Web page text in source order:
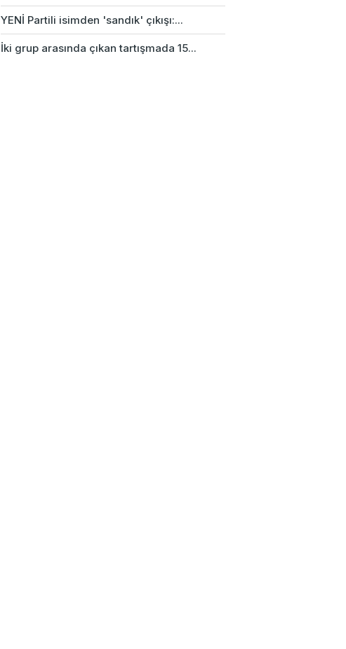
YENİ Partili isimden 'sandık' çıkışı:...
İki grup arasında çıkan tartışmada 15...